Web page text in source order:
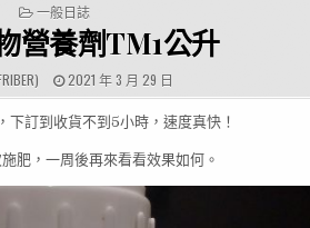
POSTED IN
一般日誌
營養劑TM1公升
PUBLISHED DATE:
2021 年 3 月 29 日
訂到收貨不到5小時，速度真快！
肥，一周後再來看看效果如何。